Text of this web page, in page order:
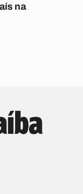
na